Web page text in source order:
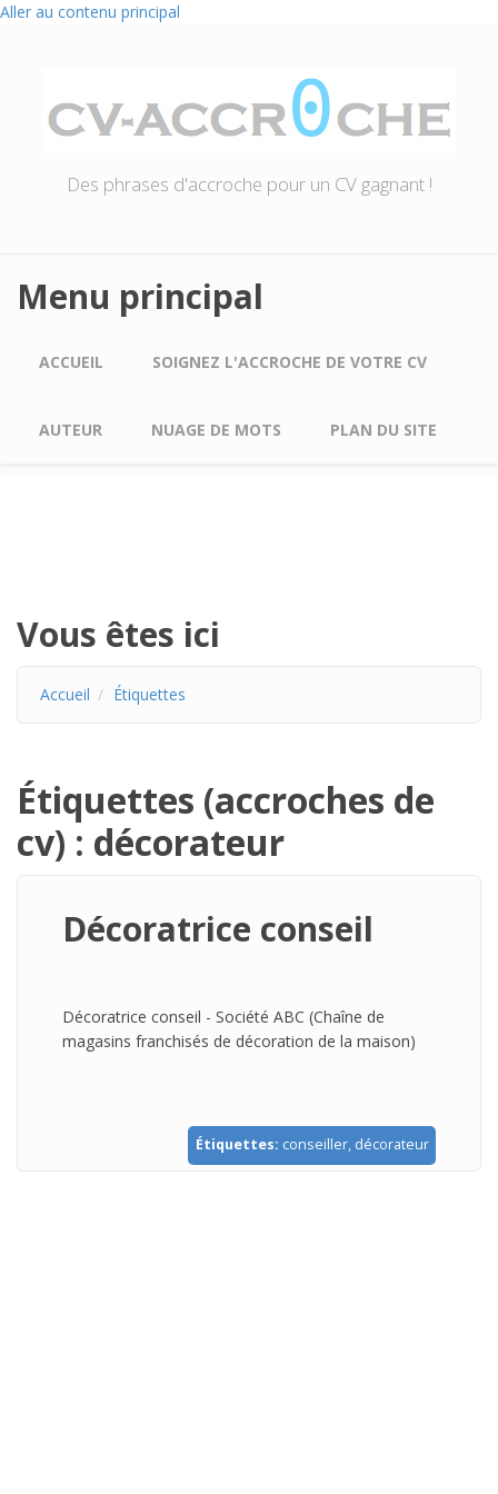
Aller au contenu principal
Des phrases d'accroche pour un CV gagnant !
Menu principal
ACCUEIL SOIGNEZ L'ACCROCHE DE VOTRE CV
AUTEUR NUAGE DE MOTS PLAN DU SITE
Vous êtes ici
Accueil Étiquettes
Étiquettes (accroches de
cv) : décorateur
Décoratrice conseil
Décoratrice conseil - Société ABC (Chaîne de
magasins franchisés de décoration de la maison)
Étiquettes: conseiller, décorateur